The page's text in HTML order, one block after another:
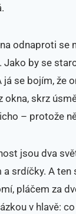
odnaproti se
Jako by se
já se bojím, že
okna, skrz
– protože
jsou dva
srdíčky. A ten
pláčem za
v hlavě: